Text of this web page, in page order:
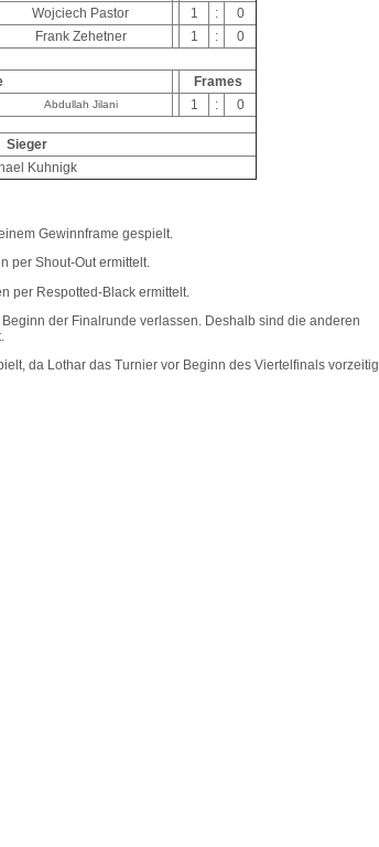
Wojciech Pastor 1 : 0
Frank Zehetner 1 : 0
Frames
Abdullah Jilani 1 : 0
Sieger
Kuhnigk
Gewinnframe gespielt.
per Shout-Out ermittelt.
per Respotted-Black ermittelt.
der Finalrunde verlassen. Deshalb sind die anderen
da Lothar das Turnier vor Beginn des Viertelfinals vorzeitig